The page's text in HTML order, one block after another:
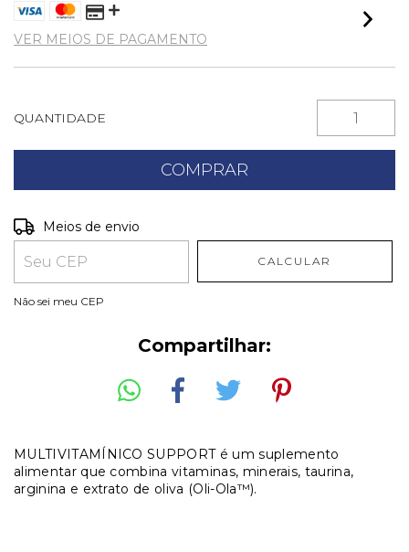
VER MEIOS DE PAGAMENTO
QUANTIDADE
Entregas para o CEP:
Meios de envio
CALCULAR
Não sei meu CEP
Compartilhar:
MULTIVITAMÍNICO SUPPORT é um suplemento
alimentar que combina vitaminas, minerais, taurina,
arginina e extrato de oliva (Oli-Ola™).